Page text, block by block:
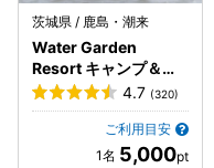
茨城県 / 鹿島・潮来
Water Garden
Resort キャンプ＆マ
リーナ（カヤック）
4.7 (320)
ご利用目安
5,000